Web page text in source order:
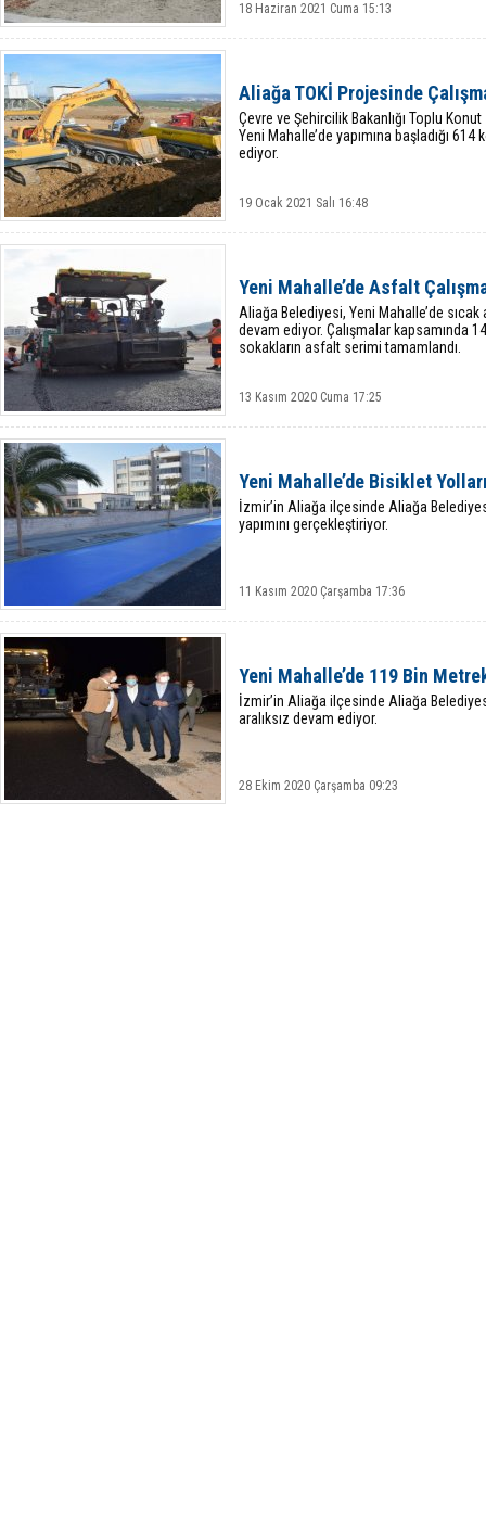
18 Haziran 2021 Cuma 15:13
Aliağa TOKİ Projesinde
Çevre ve Şehircilik Bakanlığı Toplu Konut
Yeni Mahalle’de yapımına başladığı
ediyor.
19 Ocak 2021 Salı 16:48
Yeni Mahalle’de Asfalt
Aliağa Belediyesi, Yeni Mahalle’de
devam ediyor. Çalışmalar kapsamında
sokakların asfalt serimi tamamlandı.
13 Kasım 2020 Cuma 17:25
Yeni Mahalle’de Bisiklet
İzmir’in Aliağa ilçesinde Aliağa
yapımını gerçekleştiriyor.
11 Kasım 2020 Çarşamba 17:36
Yeni Mahalle’de 119 Bin
İzmir’in Aliağa ilçesinde Aliağa
aralıksız devam ediyor.
28 Ekim 2020 Çarşamba 09:23